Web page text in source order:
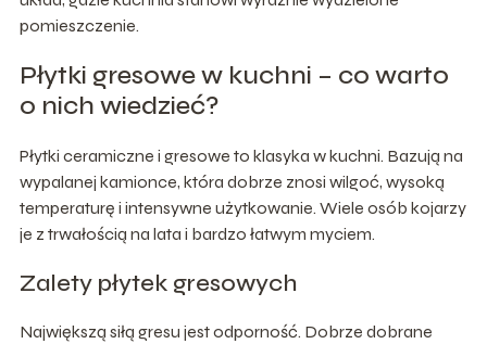
pomieszczenie.
Płytki gresowe w kuchni – co warto
o nich wiedzieć?
Płytki ceramiczne i gresowe to klasyka w kuchni. Bazują na
wypalanej kamionce, która dobrze znosi wilgoć, wysoką
temperaturę i intensywne użytkowanie. Wiele osób kojarzy
je z trwałością na lata i bardzo łatwym myciem.
Zalety płytek gresowych
Największą siłą gresu jest odporność. Dobrze dobrane